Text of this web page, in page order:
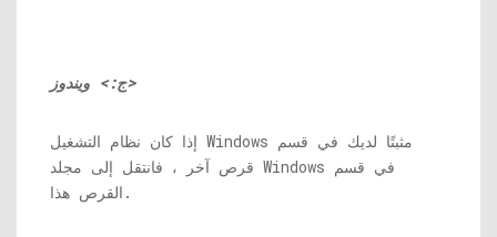
ج:> ويندوز>
إذا كان نظام التشغيل Windows مثبتًا لديك في قسم
قرص آخر ، فانتقل إلى مجلد Windows في قسم
القرص هذا.